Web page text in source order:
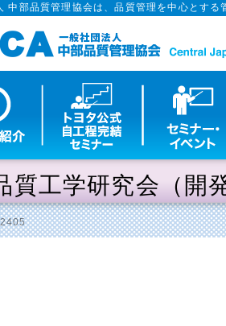
中部品質管理協会は、品質管理を中心とす
質工学研究会（開